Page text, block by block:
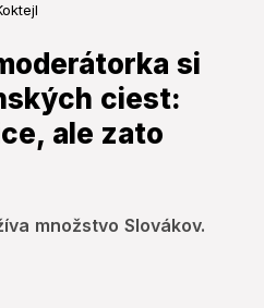
si
ciest:
ale zato
množstvo Slovákov.
si
ciest:
ale zato
množstvo Slovákov.